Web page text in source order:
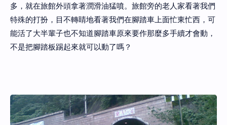
多，就在旅館外頭拿著潤滑油猛噴。旅館旁的老人家看著我們
特殊的打扮，目不轉睛地看著我們在腳踏車上面忙東忙西，可
能活了大半輩子也不知道腳踏車原來要作那麼多手續才會動，
不是把腳踏板踢起來就可以動了嗎？